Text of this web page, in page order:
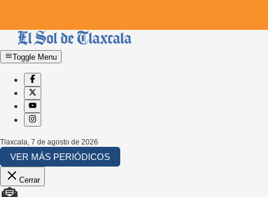
Toggle Menu
Tlaxcala 7 de agosto de 2026
VER MÁS PERIÓDICOS
Cerrar